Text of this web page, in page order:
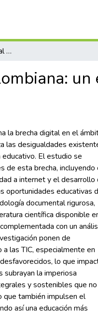
Análisis a la brecha digital en la educación colombiana: un estudio documental
un
la brecha digital en el
las desigualdades
El estudio se
de esta brecha, incluyendo
a internet y el desarrollo
oportunidades educativas
documental rigurosa,
científica disponible
con un
ponen de
las TIC, especialmente en
lo que
subrayan la imperiosa
y sostenibles que no
que también impulsen el
así una educación más